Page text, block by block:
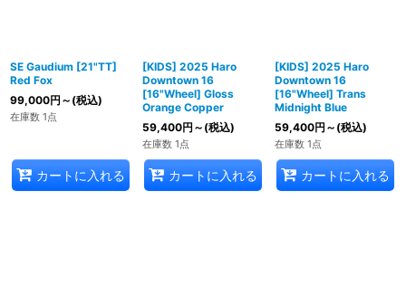
SE Gaudium [21"TT]
Red Fox
99,000円 ～ (税込)
在庫数 1点
カートに入れる
[KIDS] 2025 Haro
Downtown 16
[16"Wheel] Gloss
Orange Copper
59,400円 ～ (税込)
在庫数 1点
カートに入れる
[KIDS] 2025 Haro
Downtown 16
[16"Wheel] Trans
Midnight Blue
59,400円 ～ (税込)
在庫数 1点
カートに入れる